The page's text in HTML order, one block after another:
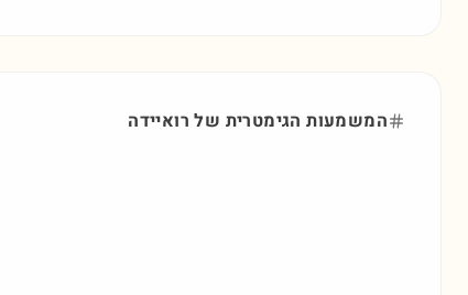
המשמעות הגימטרית של רואיידה